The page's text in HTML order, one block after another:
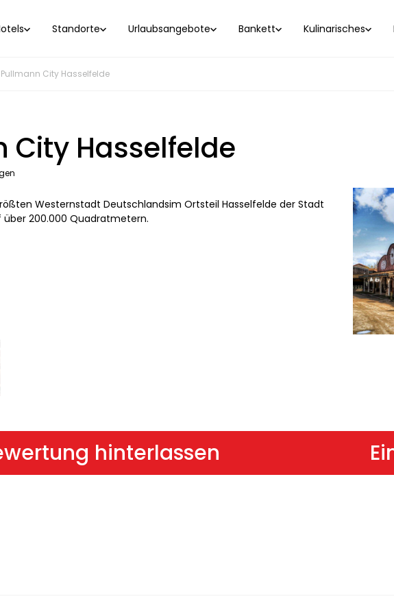
Standorte Urlaubsangebote Bankett Kulinarisches
Pullmann City Hasselfelde
City Hasselfelde
Westernstadt Deutschlandsim Ortsteil Hasselfelde der Stadt
200.000 Quadratmetern.
hinterlassen